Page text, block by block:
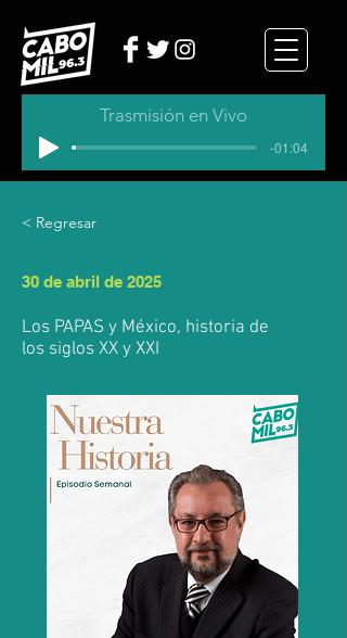
Trasmisión en Vivo
-01:04
< Regresar
30 de abril de 2025
Los PAPAS y México, historia de
los siglos XX y XXI